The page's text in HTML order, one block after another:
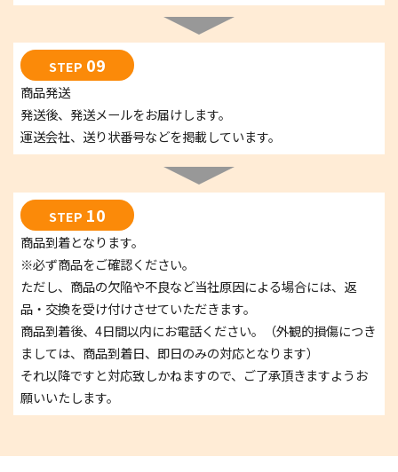
STEP 09
商品発送
発送後、発送メールをお届けします。
運送会社、送り状番号などを掲載しています。
STEP 10
商品到着となります。
※必ず商品をご確認ください。
ただし、商品の欠陥や不良など当社原因による場合には、返
品・交換を受け付けさせていただきます。
商品到着後、4日間以内にお電話ください。（外観的損傷につき
ましては、商品到着日、即日のみの対応となります）
それ以降ですと対応致しかねますので、ご了承頂きますようお
願いいたします。